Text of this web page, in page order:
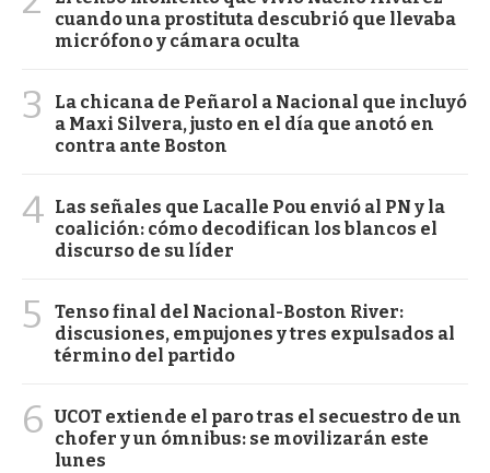
cuando una prostituta descubrió que llevaba
micrófono y cámara oculta
3
La chicana de Peñarol a Nacional que incluyó
a Maxi Silvera, justo en el día que anotó en
contra ante Boston
4 Las señales que Lacalle Pou envió al PN y la
coalición: cómo decodifican los blancos el
discurso de su líder
5
Tenso final del Nacional-Boston River:
discusiones, empujones y tres expulsados al
término del partido
6 UCOT extiende el paro tras el secuestro de un
chofer y un ómnibus: se movilizarán este
lunes